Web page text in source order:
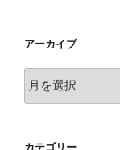
アーカイブ
ー
カテゴリー